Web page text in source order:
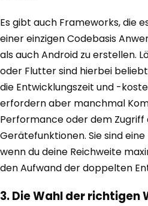
Es gibt auch Frameworks, die
einer einzigen Codebasis
als auch Android zu erstellen.
oder Flutter sind hierbei
die Entwicklungszeit und -
erfordern aber manchmal
Performance oder dem Zugriff
Gerätefunktionen. Sie sind
wenn du deine Reichweite
den Aufwand der doppelten
3. Die Wahl der richtigen